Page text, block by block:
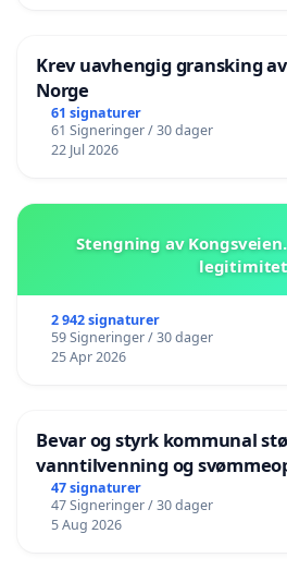
Krev uavhengig gransking
Norge
61 signaturer
61 Signeringer / 30 dager
22 Jul 2026
Stengning av
legitimitet
2 942 signaturer
59 Signeringer / 30 dager
25 Apr 2026
Bevar og styrk kommunal
vanntilvenning og
barnehagene i Haugesund
47 signaturer
47 Signeringer / 30 dager
5 Aug 2026